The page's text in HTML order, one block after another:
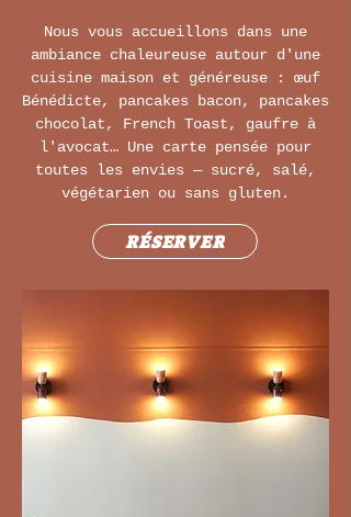
Nous vous accueillons dans une
ambiance chaleureuse autour d'une
cuisine maison et généreuse : œuf
Bénédicte, pancakes bacon, pancakes
chocolat, French Toast, gaufre à
l'avocat… Une carte pensée pour
toutes les envies — sucré, salé,
végétarien ou sans gluten.
RÉSERVER